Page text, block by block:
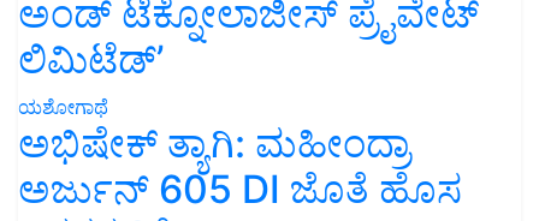
ಅಂಡ್ ಟೆಕ್ನೋಲಾಜೀಸ್ ಪ್ರೈವೇಟ್
ಲಿಮಿಟೆಡ್’
ಯಶೋಗಾಥೆ
ಅಭಿಷೇಕ್ ತ್ಯಾಗಿ: ಮಹೀಂದ್ರಾ
ಅರ್ಜುನ್ 605 DI ಜೊತೆ ಹೊಸ